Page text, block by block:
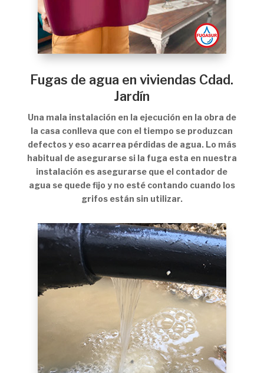
Fugas de agua en viviendas Cdad.
Jardín
Una mala instalación en la ejecución en la obra de
la casa conlleva que con el tiempo se produzcan
defectos y eso acarrea pérdidas de agua. Lo más
habitual de asegurarse si la fuga esta en nuestra
instalación es asegurarse que el contador de
agua se quede fijo y no esté contando cuando los
grifos están sin utilizar.